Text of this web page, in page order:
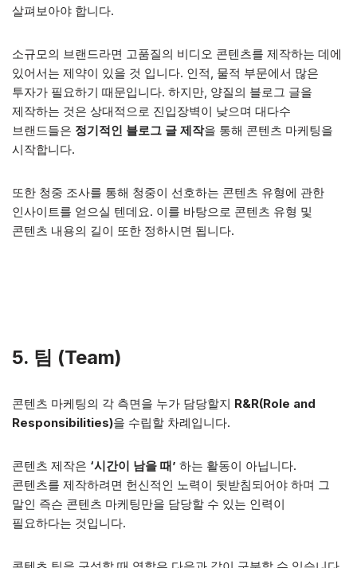
살펴보아야 합니다.
소규모의 브랜드라면 고품질의 비디오 콘텐츠를 제작하는 데에
있어서는 제약이 있을 것 입니다. 인적, 물적 부문에서 많은
투자가 필요하기 때문입니다. 하지만, 양질의 블로그 글을
제작하는 것은 상대적으로 진입장벽이 낮으며 대다수
브랜드들은 정기적인 블로그 글 제작을 통해 콘텐츠 마케팅을
시작합니다.
또한 청중 조사를 통해 청중이 선호하는 콘텐츠 유형에 관한
인사이트를 얻으실 텐데요. 이를 바탕으로 콘텐츠 유형 및
콘텐츠 내용의 길이 또한 정하시면 됩니다.
5. 팀 (Team)
콘텐츠 마케팅의 각 측면을 누가 담당할지 R&R(Role and
Responsibilities)을 수립할 차례입니다.
콘텐츠 제작은 ‘시간이 남을 때’ 하는 활동이 아닙니다.
콘텐츠를 제작하려면 헌신적인 노력이 뒷받침되어야 하며 그
말인 즉슨 콘텐츠 마케팅만을 담당할 수 있는 인력이
필요하다는 것입니다.